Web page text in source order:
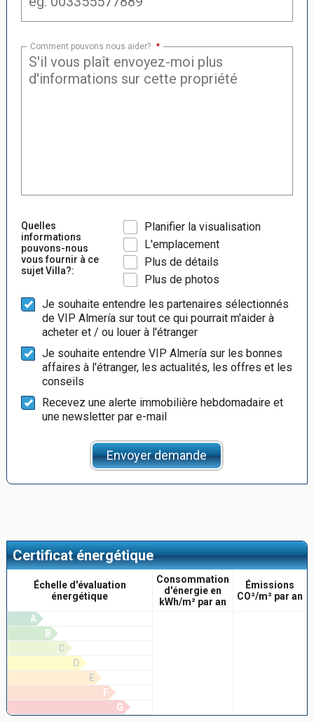
Comment pouvons nous aider? *
Quelles
informations
pouvons-nous
vous fournir à ce
sujet Villa?:
Planifier la visualisation
L'emplacement
Plus de détails
Plus de photos
Je souhaite entendre les partenaires sélectionnés
de VIP Almería sur tout ce qui pourrait m'aider à
acheter et / ou louer à l'étranger
Je souhaite entendre VIP Almería sur les bonnes
affaires à l'étranger, les actualités, les offres et les
conseils
Recevez une alerte immobilière hebdomadaire et
une newsletter par e-mail
Envoyer demande
Certificat énergétique
Échelle d'évaluation
énergétique
Consommation
d'énergie en
kWh/m² par an
Émissions
CO²/m² par an
A
B
C
D
E
F
G